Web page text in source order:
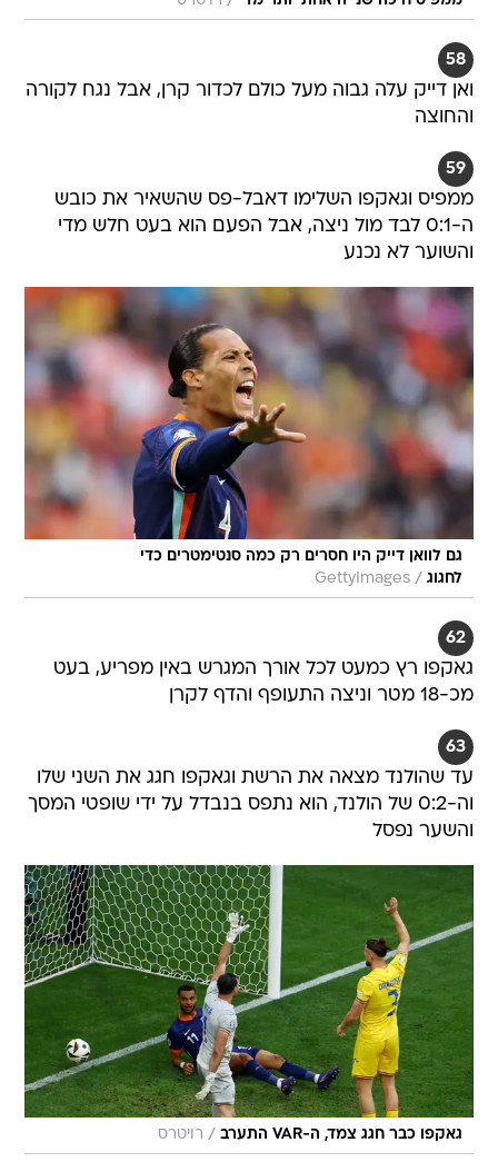
58
ואן דייק עלה גבוה מעל כולם לכדור קרן, אבל נגח לקורה
והחוצה
59
ממפיס וגאקפו השלימו דאבל-פס שהשאיר את כובש
ה-0:1 לבד מול ניצה, אבל הפעם הוא בעט חלש מדי
והשוער לא נכנע
גם לוואן דייק היו חסרים רק כמה סנטימטרים כדי
לחגוג /
GettyImages
62
גאקפו רץ כמעט לכל אורך המגרש באין מפריע, בעט
מכ-18 מטר וניצה התעופף והדף לקרן
63
עד שהולנד מצאה את הרשת וגאקפו חגג את השני שלו
וה-0:2 של הולנד, הוא נתפס בנבדל על ידי שופטי המסך
והשער נפסל
גאקפו כבר חגג צמד, ה-VAR התערב / רויטרס